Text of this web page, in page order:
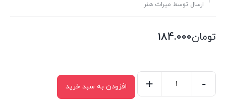
ارسال توسط میراث هنر
تومان184.000
-
+ افزودن به سبد خرید